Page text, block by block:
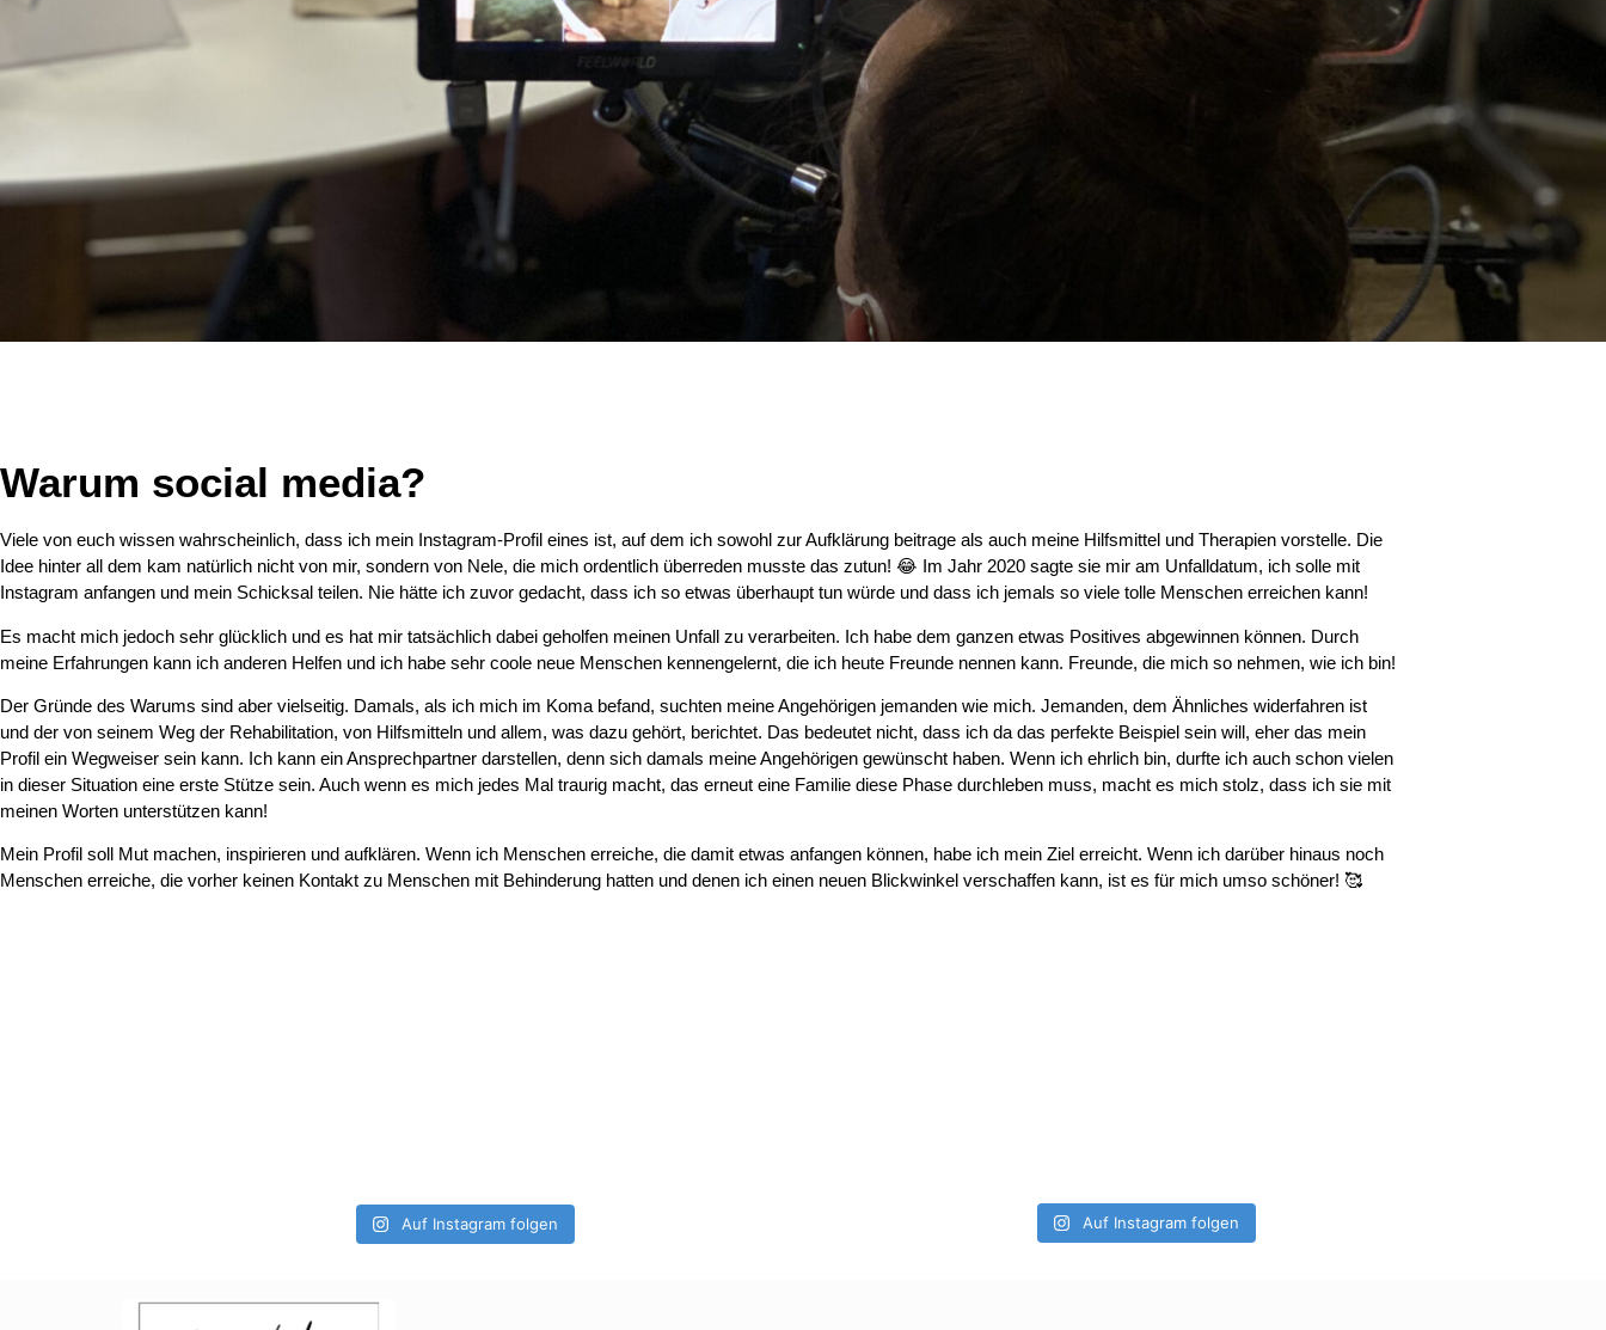
Warum social media?
Viele von euch wissen wahrscheinlich, dass ich mein Instagram-Profil eines ist, auf dem ich sowohl zur Aufklärung beitrage als auch meine Hilfsmittel und Therapien vorstelle. Die
Idee hinter all dem kam natürlich nicht von mir, sondern von Nele, die mich ordentlich überreden musste das zutun! 😂 Im Jahr 2020 sagte sie mir am Unfalldatum, ich solle mit
Instagram anfangen und mein Schicksal teilen. Nie hätte ich zuvor gedacht, dass ich so etwas überhaupt tun würde und dass ich jemals so viele tolle Menschen erreichen kann!
Es macht mich jedoch sehr glücklich und es hat mir tatsächlich dabei geholfen meinen Unfall zu verarbeiten. Ich habe dem ganzen etwas Positives abgewinnen können. Durch
meine Erfahrungen kann ich anderen Helfen und ich habe sehr coole neue Menschen kennengelernt, die ich heute Freunde nennen kann. Freunde, die mich so nehmen, wie ich bin!
Der Gründe des Warums sind aber vielseitig. Damals, als ich mich im Koma befand, suchten meine Angehörigen jemanden wie mich. Jemanden, dem Ähnliches widerfahren ist
und der von seinem Weg der Rehabilitation, von Hilfsmitteln und allem, was dazu gehört, berichtet. Das bedeutet nicht, dass ich da das perfekte Beispiel sein will, eher das mein
Profil ein Wegweiser sein kann. Ich kann ein Ansprechpartner darstellen, denn sich damals meine Angehörigen gewünscht haben. Wenn ich ehrlich bin, durfte ich auch schon vielen
in dieser Situation eine erste Stütze sein. Auch wenn es mich jedes Mal traurig macht, das erneut eine Familie diese Phase durchleben muss, macht es mich stolz, dass ich sie mit
meinen Worten unterstützen kann!
Mein Profil soll Mut machen, inspirieren und aufklären. Wenn ich Menschen erreiche, die damit etwas anfangen können, habe ich mein Ziel erreicht. Wenn ich darüber hinaus noch
Menschen erreiche, die vorher keinen Kontakt zu Menschen mit Behinderung hatten und denen ich einen neuen Blickwinkel verschaffen kann, ist es für mich umso schöner! 🥰
Auf Instagram folgen Auf Instagram folgen